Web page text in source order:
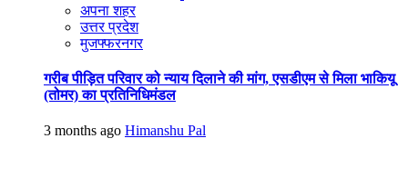
अपना शहर
उत्तर प्रदेश
मुजफ्फरनगर
गरीब पीड़ित परिवार को न्याय दिलाने की मांग, एसडीएम से मिला भाकियू
(तोमर) का प्रतिनिधिमंडल
3 months ago Himanshu Pal